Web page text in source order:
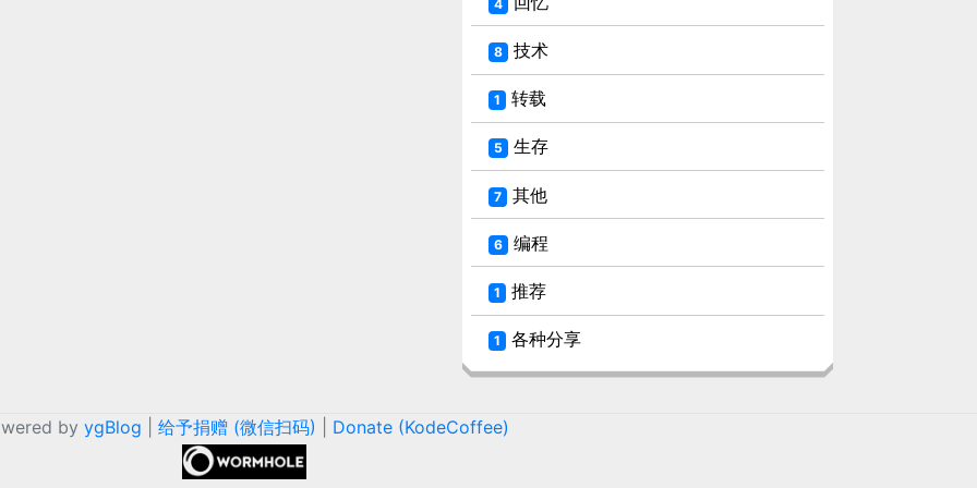
4
8 技术
1 转载
5 生存
7 其他
6 编程
1 推荐
1 各种分享
by ygBlog 给予捐赠 (微信扫码) Donate (KodeCoffee)